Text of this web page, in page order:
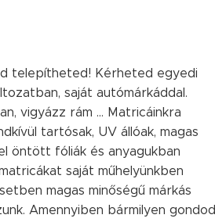
telepítheted! Kérheted egyedi
saját autómárkáddal.
vigyázz rám ... Matricáinkra
tartósak, UV állóak, magas
öntött fóliák és anyagukban
saját műhelyünkben
magas minőségű márkás
Amennyiben bármilyen gondod